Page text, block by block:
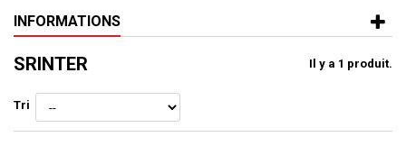
INFORMATIONS
SRINTER Il y a 1 produit.
Tri